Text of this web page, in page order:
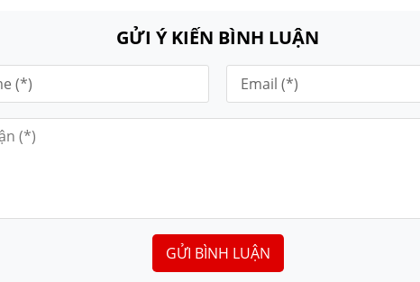
GỬI Ý KIẾN BÌNH LUẬN
GỬI BÌNH LUẬN